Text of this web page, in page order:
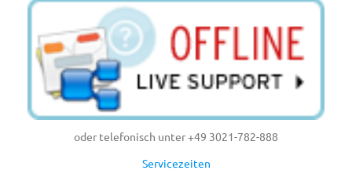
oder telefonisch unter +49 3021-782-888
Servicezeiten